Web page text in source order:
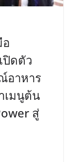
ปิดตัว
อาหาร
เมนูต้น
สู่